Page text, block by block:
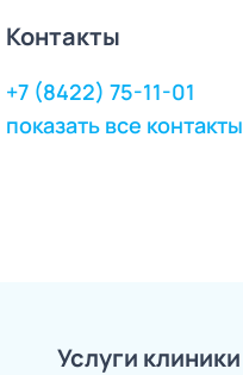
Контакты
+7 (8422) 75-11-01
показать все контакты
Услуги клиники